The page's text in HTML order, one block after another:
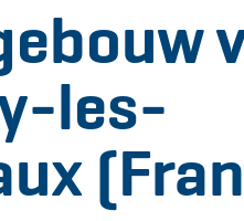
les-